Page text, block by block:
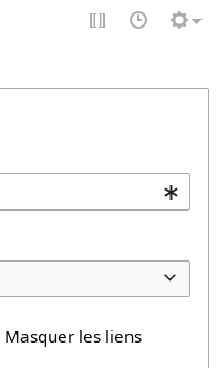
Masquer les liens